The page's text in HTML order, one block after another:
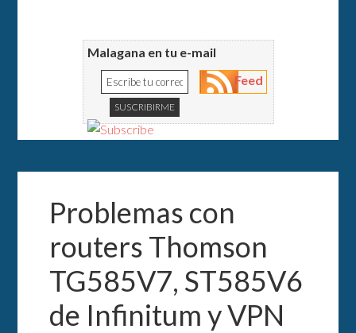
Malagana en tu e-mail
Feed
Problemas con
routers Thomson
TG585V7, ST585V6
de Infinitum y VPN